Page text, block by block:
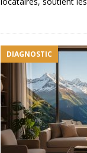
DIAGNOSTIC